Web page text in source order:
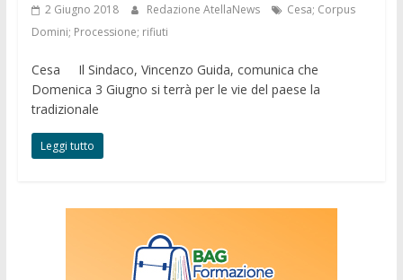
2 Giugno 2018 Redazione AtellaNews
Cesa; Corpus
Domini; Processione; rifiuti
Cesa Il Sindaco, Vincenzo Guida, comunica che
Domenica 3 Giugno si terrà per le vie del paese la
tradizionale
Leggi tutto